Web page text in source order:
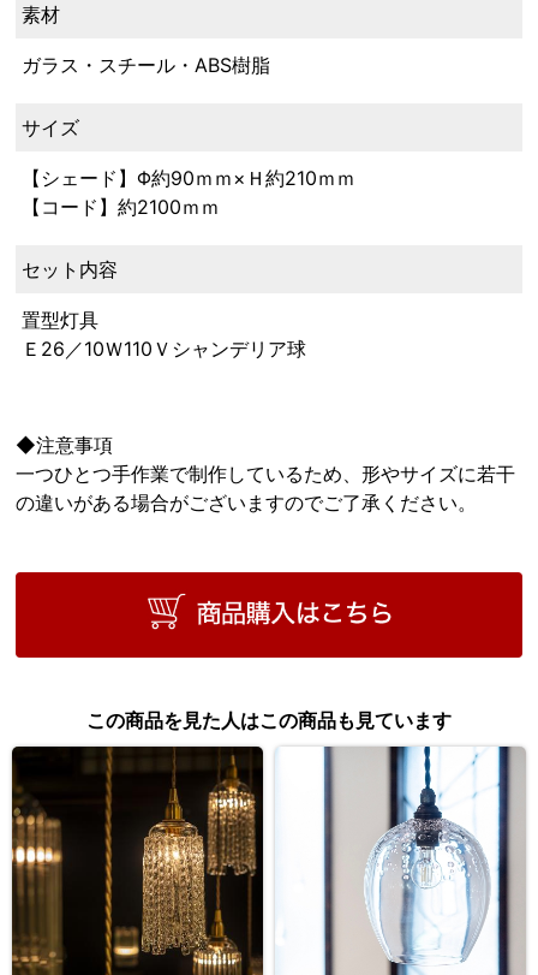
素材
ガラス・スチール・ABS樹脂
サイズ
【シェード】Φ約90ｍｍ×Ｈ約210ｍｍ
【コード】約2100ｍｍ
セット内容
置型灯具
Ｅ26／10Ｗ110Ｖシャンデリア球
◆注意事項
一つひとつ手作業で制作しているため、形やサイズに若干
の違いがある場合がございますのでご了承ください。
この商品を見た人はこの商品も見ています